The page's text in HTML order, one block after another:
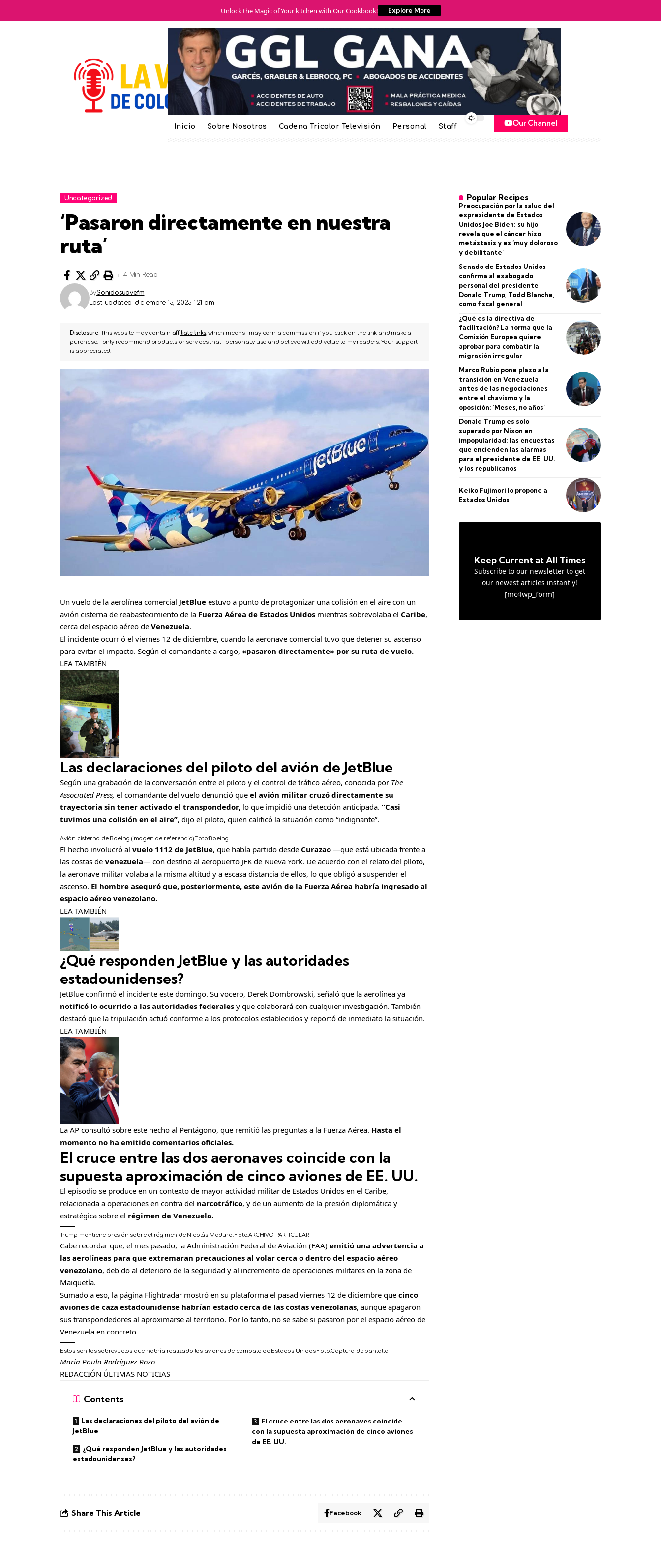
Unlock the Magic of Your kitchen with Our Cookbook! Explore More
Inicio Sobre Nosotros Cadena Tricolor Televisión Personal Staff Our Channel
Uncategorized
‘Pasaron directamente en nuestra
ruta’
Last updated: diciembre 15, 2025 1:21 am
BySonidosuavefm
4 Min Read
Disclosure:This website may contain affiliate links, which means I may earn a commission if you click on the link and make a
purchase. I only recommend products or services that I personally use and believe will add value to my readers. Your support
is appreciated!
Un vuelo de la aerolínea comercial JetBlue estuvo a punto de protagonizar una colisión en el aire con un
avión cisterna de reabastecimiento de la Fuerza Aérea de Estados Unidos mientras sobrevolaba el Caribe,
cerca del espacio aéreo de Venezuela.
El incidente ocurrió el viernes 12 de diciembre, cuando la aeronave comercial tuvo que detener su ascenso
para evitar el impacto. Según el comandante a cargo, «pasaron directamente» por su ruta de vuelo.
LEA TAMBIÉN
Las declaraciones del piloto del avión de JetBlue
Según una grabación de la conversación entre el piloto y el control de tráfico aéreo, conocida por The
Associated Press, el comandante del vuelo denunció que el avión militar cruzó directamente su
trayectoria sin tener activado el transpondedor, lo que impidió una detección anticipada. “Casi
tuvimos una colisión en el aire”, dijo el piloto, quien calificó la situación como “indignante”.
Avión cisterna de Boeing (imagen de referencia)Foto:Boeing
El hecho involucró al vuelo 1112 de JetBlue, que había partido desde Curazao —que está ubicada frente a
las costas de Venezuela— con destino al aeropuerto JFK de Nueva York. De acuerdo con el relato del piloto,
la aeronave militar volaba a la misma altitud y a escasa distancia de ellos, lo que obligó a suspender el
ascenso. El hombre aseguró que, posteriormente, este avión de la Fuerza Aérea habría ingresado al
espacio aéreo venezolano.
LEA TAMBIÉN
¿Qué responden JetBlue y las autoridades
estadounidenses?
JetBlue confirmó el incidente este domingo. Su vocero, Derek Dombrowski, señaló que la aerolínea ya
notificó lo ocurrido a las autoridades federales y que colaborará con cualquier investigación. También
destacó que la tripulación actuó conforme a los protocolos establecidos y reportó de inmediato la situación.
LEA TAMBIÉN
La AP consultó sobre este hecho al Pentágono, que remitió las preguntas a la Fuerza Aérea. Hasta el
momento no ha emitido comentarios oficiales.
El cruce entre las dos aeronaves coincide con la
supuesta aproximación de cinco aviones de EE. UU.
El episodio se produce en un contexto de mayor actividad militar de Estados Unidos en el Caribe,
relacionada a operaciones en contra del narcotráfico, y de un aumento de la presión diplomática y
estratégica sobre el régimen de Venezuela.
Trump mantiene presión sobre el régimen de Nicolás Maduro.Foto:ARCHIVO PARTICULAR
Cabe recordar que, el mes pasado, la Administración Federal de Aviación (FAA) emitió una advertencia a
las aerolíneas para que extremaran precauciones al volar cerca o dentro del espacio aéreo
venezolano, debido al deterioro de la seguridad y al incremento de operaciones militares en la zona de
Maiquetía.
Sumado a eso, la página Flightradar mostró en su plataforma el pasad viernes 12 de diciembre que cinco
aviones de caza estadounidense habrían estado cerca de las costas venezolanas, aunque apagaron
sus transpondedores al aproximarse al territorio. Por lo tanto, no se sabe si pasaron por el espacio aéreo de
Venezuela en concreto.
Estos son los sobrevuelos que habría realizado los aviones de combate de Estados UnidosFoto:Captura de pantalla
María Paula Rodríguez Rozo
REDACCIÓN ÚLTIMAS NOTICIAS
Contents
Las declaraciones del piloto del avión de
JetBlue
¿Qué responden JetBlue y las autoridades
estadounidenses?
El cruce entre las dos aeronaves coincide
con la supuesta aproximación de cinco aviones
de EE. UU.
Share This Article Facebook
Popular Recipes
Preocupación por la salud del
expresidente de Estados
Unidos Joe Biden: su hijo
revela que el cáncer hizo
metástasis y es ‘muy doloroso
y debilitante’
Senado de Estados Unidos
confirma al exabogado
personal del presidente
Donald Trump, Todd Blanche,
como fiscal general
¿Qué es la directiva de
facilitación? La norma que la
Comisión Europea quiere
aprobar para combatir la
migración irregular
Marco Rubio pone plazo a la
transición en Venezuela
antes de las negociaciones
entre el chavismo y la
oposición: ‘Meses, no años’
Donald Trump es solo
superado por Nixon en
impopularidad: las encuestas
que encienden las alarmas
para el presidente de EE. UU.
y los republicanos
Keiko Fujimori lo propone a
Estados Unidos
Keep Current at All Times
Subscribe to our newsletter to get
our newest articles instantly!
[mc4wp_form]